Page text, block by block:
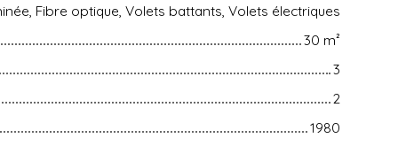
Fibre optique, Volets battants, Volets électriques
30 m²
3
2
1980